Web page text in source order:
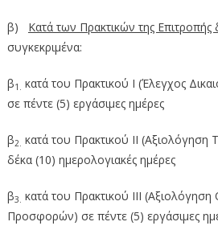
β) Κατά των Πρακτικών της Επιτροπής
συγκεκριμένα:
β1. κατά του Πρακτικού Ι (Έλεγχος
σε πέντε (5) εργάσιμες ημέρες
β2. κατά του Πρακτικού ΙΙ
δέκα (10) ημερολογιακές ημέρες
β3. κατά του Πρακτικού ΙΙΙ
Προσφορών) σε πέντε (5) εργάσιμες